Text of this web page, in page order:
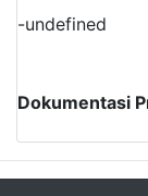
-undefined
Dokumentasi